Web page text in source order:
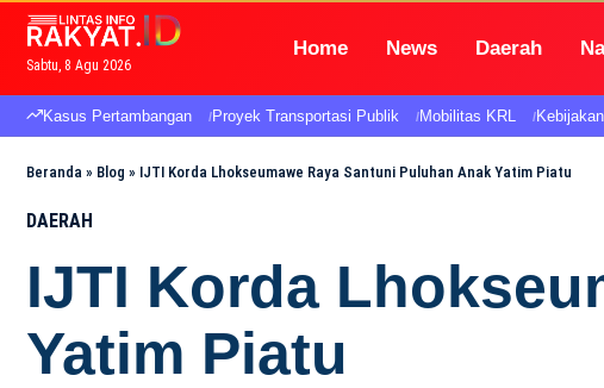
Sabtu, 8 Agu 2026
Home News Daerah
Kasus Pertambangan Proyek Transportasi Publik Mobilitas KRL
Beranda » Blog » IJTI Korda Lhokseumawe Raya Santuni Puluhan Anak Yatim Piatu
DAERAH
IJTI Korda
Yatim Piatu